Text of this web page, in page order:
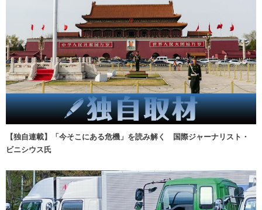
【独自連載】「今そこにある危機」を読み解く 国際ジャーナリスト・
ビニシウス氏